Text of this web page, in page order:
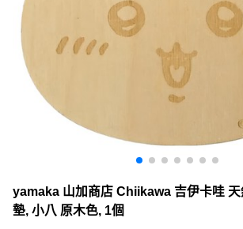
yamaka 山加商店 Chiikawa 吉伊卡哇
墊, 小八 原木色, 1個